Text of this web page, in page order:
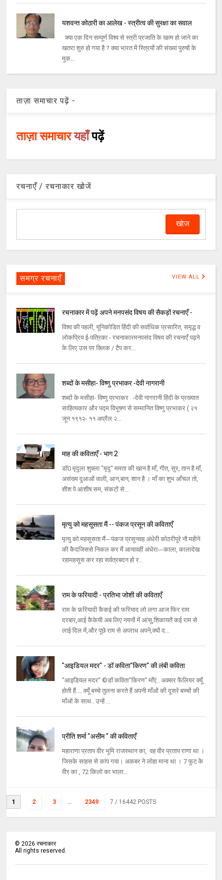
यशवन्त कोठारी का आलेख - स्‍त्रीत्‍व की सुरक्षा का सवाल
क्‍या एक दिन सम्‍पूर्ण विश्‍व से स्‍त्री प्रजाति के खत्‍म हो जाने का
खतरा शुरु हो गया है ? क्‍या भारत में स्‍त्रियों की संख्‍या पुरुषों के
मुक...
ताज़ा समाचार पढ़ें -
ताज़ा समाचारयहाँपढ़ें
रचनाएँ / रचनाकार खोजें
समग्र रचनाएँ VIEW ALL
रचनाकार में पढ़ें अपने मनपसंद विषय की सैकड़ों रचनाएँ -
विश्व की पहली, यूनिकोडित हिंदी की सर्वाधिक प्रसारित, समृद्ध व
लोकप्रिय ई-पत्रिका - रचनाकारमनपसंद विषय की रचनाएँ पढ़ने
के लिए उस पर क्लिक / टैप कर...
शब्दों के मसीहा- विष्णु प्रभाकर -देवी नागरानी
शब्दों के मसीहा- विष्णु प्रभाकर -देवी नागरानी हिंदी के प्रख्यात
साहित्यकार और पद्म विभूषण से सम्मानित विष्णु प्रभाकर ( २१
जून १९१२- ११ अप्रैल २...
माह की कविताएँ - भाग 2
डॉ0 मृदुला शुक्ला "मृदु" ममता की खान है माँ, गीत, सुर, तान है माँ,
असंख्य दुआओं वाली, आन,बान, शान है । माँ का शुभ आँचल तो,
शीश पे आशीष सम, संकटों से...
मृत्यु को महसूसता मैं -- पंकज प्रसून की कविताएँ
मृत्यु को महसूसता मैं-- पंकज प्रसूनवह अंधेरी कोठरीपूरे नौ महीने
की कैदजिससे निकल कर मैं आयावहीं अंधेरा---काला, कालादेख
रहामहसूस कर रहा सर्वत्रबदन हो र...
राम के फरियादी - प्रतिभा जोशी की कविताएँ
राम के फ़रियादी कैकई की फरियाद लो लगा आज फिर राम
दरबार,आई कैकेयी अब लिए नयनों में आंसू,शिकायतें कई राम से
लाई दिल में,और पूछे राम से अपराध अपने,क्यों द...
"आइडियल मदर" - डॉ कविता"किरण" की लंबी कविता
"आइडियल मदर" ©डॉ कविता"किरण" माँएं.. अक्सर फैलियर क्यूँ
होती हैं.... क्यूँ बच्चे तुलना करते हैं अपनी माँओं की दूसरे बच्चों की
माँओं के साथ.. उन्हें ...
प्रीति शर्मा "असीम " की कविताएँ
महाराणा प्रताप वीर भूमि राजस्थान का, वह वीर प्रताप राणा था ।
जिसके साहस से कांप गया। अकबर ने लोहा माना था । 7 फुट के
वीर का , 72 किलो का भाला...
1 2 3 ... 2349 7 / 16442 POSTS
©2026 रचनाकार
All rights reserved.